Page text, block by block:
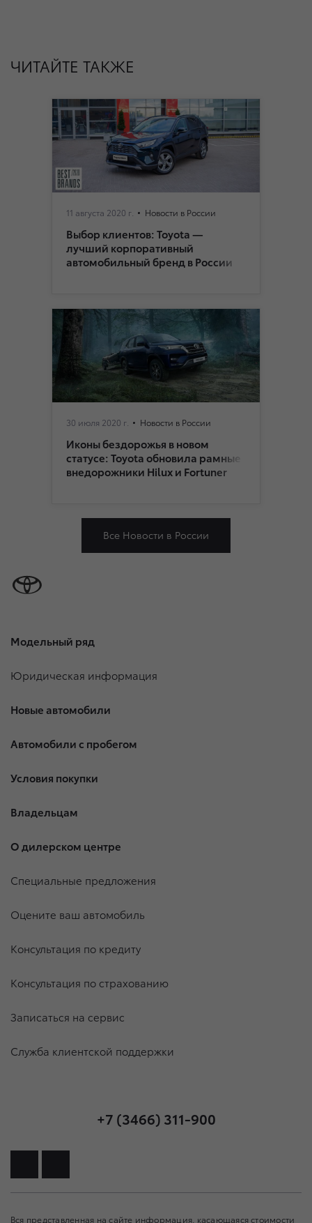
ЧИТАЙТЕ ТАКЖЕ
11 августа 2020 г. Новости в России
Выбор клиентов: Toyota —
лучший корпоративный
автомобильный бренд в России
30 июля 2020 г. Новости в России
Иконы бездорожья в новом
статусе: Toyota обновила рамные
внедорожники Hilux и Fortuner
Все Новости в России
Модельный ряд
Юридическая информация
Новые автомобили
Автомобили с пробегом
Условия покупки
Владельцам
О дилерском центре
Специальные предложения
Оцените ваш автомобиль
Консультация по кредиту
Консультация по страхованию
Записаться на сервис
Служба клиентской поддержки
+7 (3466) 311-900
Вся представленная на сайте информация, касающаяся стоимости